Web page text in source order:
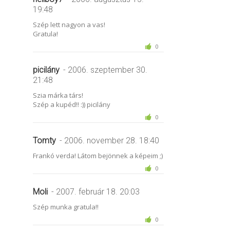
19:48
Szép lett nagyon a vas!
Gratula!
0
picilány - 2006. szeptember 30.
21:48
Szia márka társ!
Szép a kupéd!! :)) picilány
0
Tomty - 2006. november 28. 18:40
Frankó verda! Látom bejönnek a képeim ;)
0
Moli - 2007. február 18. 20:03
Szép munka gratula!!
0